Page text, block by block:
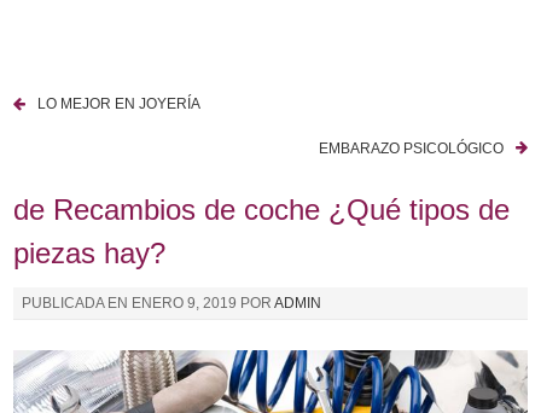
v
e
g
c
LO MEJOR EN JOYERÍA
EMBARAZO PSICOLÓGICO
de Recambios de coche ¿Qué tipos de
piezas hay?
PUBLICADA EN ENERO 9, 2019 PORADMIN